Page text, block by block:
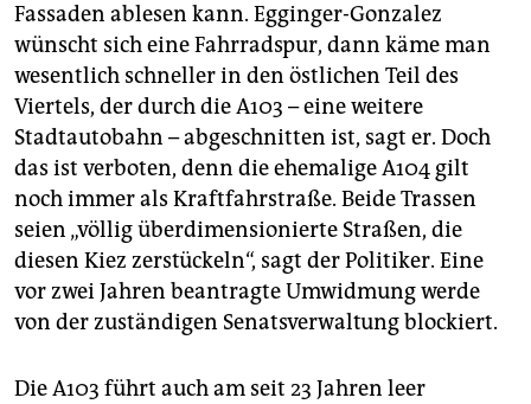
Fassaden ablesen kann. Egginger-Gonzalez
wünscht sich eine Fahrradspur, dann käme man
wesentlich schneller in den östlichen Teil des
Viertels, der durch die A103 – eine weitere
Stadtautobahn – abgeschnitten ist, sagt er. Doch
das ist verboten, denn die ehemalige A104 gilt
noch immer als Kraftfahrstraße. Beide Trassen
seien „völlig überdimensionierte Straßen, die
diesen Kiez zerstückeln“, sagt der Politiker. Eine
vor zwei Jahren beantragte Umwidmung werde
von der zuständigen Senatsverwaltung blockiert.
Die A103 führt auch am seit 23 Jahren leer